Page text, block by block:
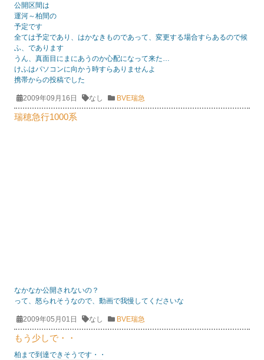
公開区間は
運河～柏間の
予定です
全ては予定であり、はかなきものであって、変更する場合すらあるので候
ふ、であります
うん、真面目にまにあうのか心配になって来た…
けふはパソコンに向かう時すらありませんよ
携帯からの投稿でした
2009年09月16日 なし BVE瑞急
瑞穂急行1000系
なかなか公開されないの？
って、怒られそうなので、動画で我慢してくださいな
2009年05月01日 なし BVE瑞急
もう少しで・・
柏まで到達できそうです・・